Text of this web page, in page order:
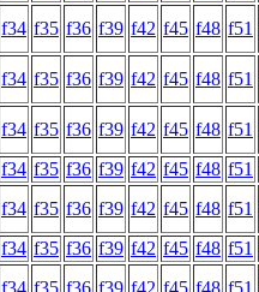
f34 f35 f36 f39 f42 f45 f48 f51
f34 f35 f36 f39 f42 f45 f48 f51
f34 f35 f36 f39 f42 f45 f48 f51
f34 f35 f36 f39 f42 f45 f48 f51
f34 f35 f36 f39 f42 f45 f48 f51
f34 f35 f36 f39 f42 f45 f48 f51